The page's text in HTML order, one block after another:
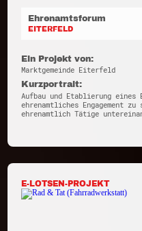
Ehrenamtsforum
EITERFELD
Ein Projekt von:
Marktgemeinde Eiterfeld
Kurzportrait:
Aufbau und Etablierung eines
ehrenamtliches Engagement
ehrenamtlich Tätige
E-LOTSEN-PROJEKT